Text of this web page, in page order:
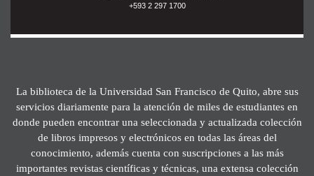
+593 2 297 1700
La biblioteca de la Universidad San Francisco de Quito, abre sus
servicios diariamente para la atención de miles de estudiantes en
donde pueden encontrar una seleccionada y actualizada colección
de libros impresos y electrónicos en todas las áreas del
conocimiento, además cuenta con suscripciones a las más
importantes revistas científicas y técnicas, una extensa colección